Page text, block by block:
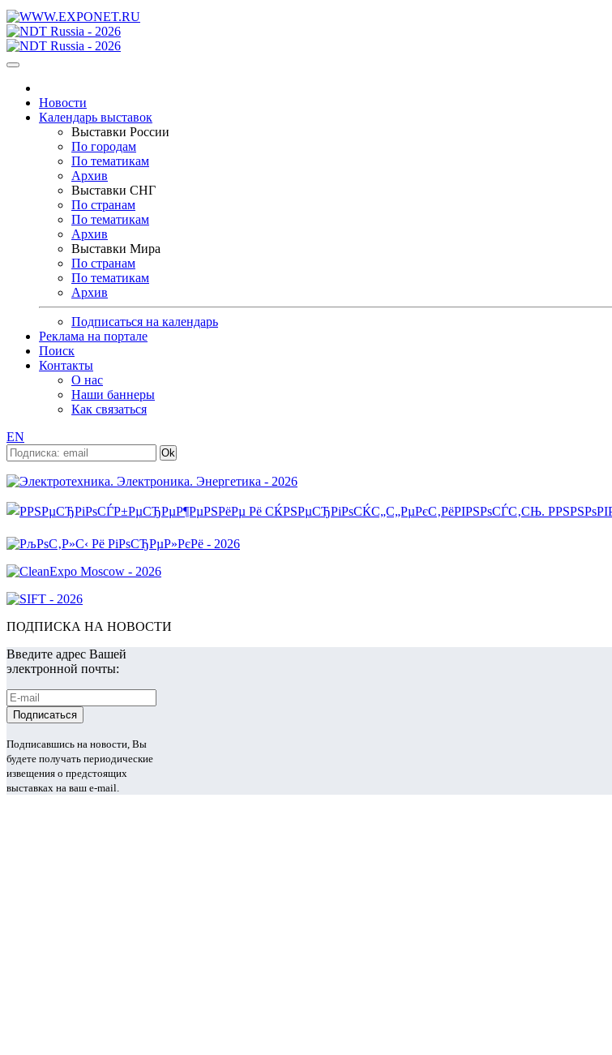
Новости
Календарь выставок
Выставки России
По городам
По тематикам
Архив
Выставки СНГ
По странам
По тематикам
Архив
Выставки Мира
По странам
По тематикам
Архив
Подписаться на календарь
Реклама на портале
Поиск
Контакты
О нас
Наши баннеры
Как связаться
EN
ПОДПИСКА НА НОВОСТИ
Введите адрес Вашей
электронной почты:
Подписавшись на новости, Вы
будете получать периодические
извещения о предстоящих
выставках на ваш e-mail.